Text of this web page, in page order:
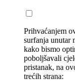
Prihvaćanjem
surfanja unutar
kako bismo
poboljšavali
pristanak, na
trećih strana: